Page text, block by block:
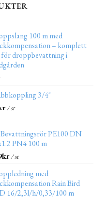
100 m med
– komplett
för droppbevattning i
3/4"
/ st
PE100 DN
PN4 100 m
kr/ st
med
Rain Bird
16/2,3l/h/0,33/100 m